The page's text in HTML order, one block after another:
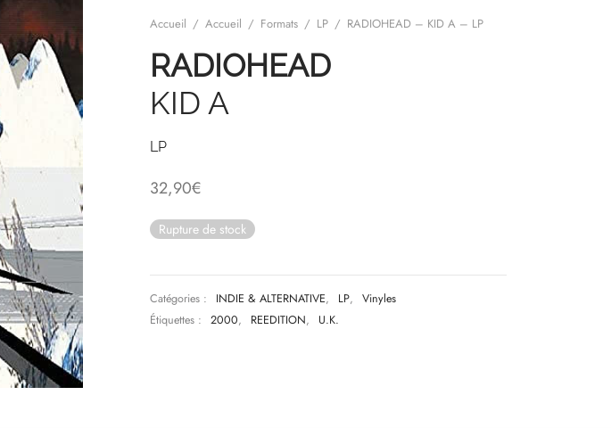
Accueil / Accueil / Formats / LP / RADIOHEAD – KID A – LP
RADIOHEAD
KID A
LP
32,90€
Rupture de stock
Catégories : INDIE & ALTERNATIVE, LP,
Vinyles
Étiquettes :
2000, REEDITION, U.K.